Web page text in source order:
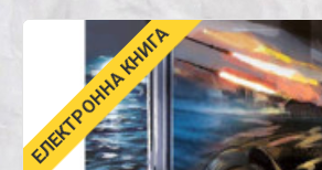
ЕЛЕКТРОННА КНИГА